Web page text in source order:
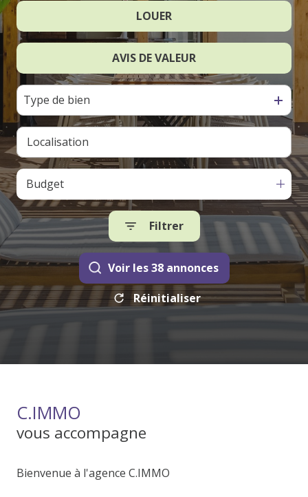
contact
LOUER
AVIS DE VALEUR
Type de bien
Budget
Filtrer
Voir les38annonces
Réinitialiser
C.IMMO
vous accompagne
Bienvenue à l'agence C.IMMO